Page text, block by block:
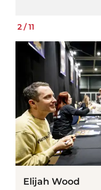
2 /11
Elijah Wood